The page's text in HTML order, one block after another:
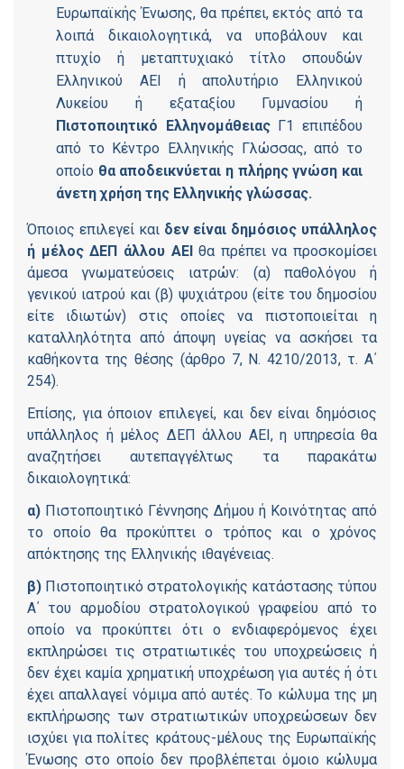
Ευρωπαϊκής Ένωσης, θα πρέπει, εκτός από τα
λοιπά δικαιολογητικά, να υποβάλουν και
πτυχίο ή μεταπτυχιακό τίτλο σπουδών
Ελληνικού ΑΕΙ ή απολυτήριο Ελληνικού
Λυκείου ή εξαταξίου Γυμνασίου ή
Πιστοποιητικό Ελληνομάθειας Γ1 επιπέδου
από το Κέντρο Ελληνικής Γλώσσας, από το
οποίο θα αποδεικνύεται η πλήρης γνώση και
άνετη χρήση της Ελληνικής γλώσσας.
Όποιος επιλεγεί και δεν είναι δημόσιος υπάλληλος
ή μέλος ΔΕΠ άλλου ΑΕΙθα πρέπει να προσκομίσει
άμεσα γνωματεύσεις ιατρών: (α) παθολόγου ή
γενικού ιατρού και (β) ψυχιάτρου (είτε του δημοσίου
είτε ιδιωτών) στις οποίες να πιστοποιείται η
καταλληλότητα από άποψη υγείας να ασκήσει τα
καθήκοντα της θέσης (άρθρο 7, Ν. 4210/2013, τ. Α΄
254).
Επίσης, για όποιον επιλεγεί, και δεν είναι δημόσιος
υπάλληλος ή μέλος ΔΕΠ άλλου ΑΕΙ, η υπηρεσία θα
αναζητήσει αυτεπαγγέλτως τα παρακάτω
δικαιολογητικά:
α) Πιστοποιητικό Γέννησης Δήμου ή Κοινότητας από
το οποίο θα προκύπτει ο τρόπος και ο χρόνος
απόκτησης της Ελληνικής ιθαγένειας.
β) Πιστοποιητικό στρατολογικής κατάστασης τύπου
Α΄ του αρμοδίου στρατολογικού γραφείου από το
οποίο να προκύπτει ότι ο ενδιαφερόμενος έχει
εκπληρώσει τις στρατιωτικές του υποχρεώσεις ή
δεν έχει καμία χρηματική υποχρέωση για αυτές ή ότι
έχει απαλλαγεί νόμιμα από αυτές. Το κώλυμα της μη
εκπλήρωσης των στρατιωτικών υποχρεώσεων δεν
ισχύει για πολίτες κράτους-μέλους της Ευρωπαϊκής
Ένωσης στο οποίο δεν προβλέπεται όμοιο κώλυμα